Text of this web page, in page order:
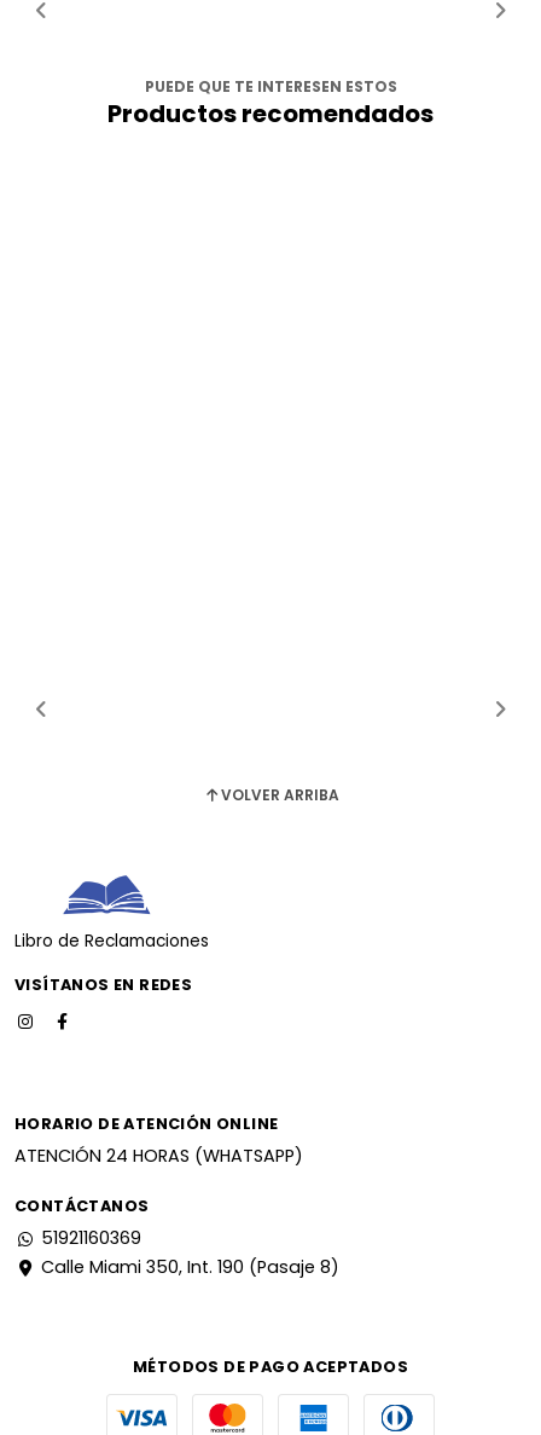
PUEDE QUE TE INTERESEN ESTOS
Productos recomendados
VOLVER ARRIBA
Libro de Reclamaciones
VISÍTANOS EN REDES
HORARIO DE ATENCIÓN ONLINE
ATENCIÓN 24 HORAS (WHATSAPP)
CONTÁCTANOS
51921160369
Calle Miami 350, Int. 190 (Pasaje 8)
MÉTODOS DE PAGO ACEPTADOS